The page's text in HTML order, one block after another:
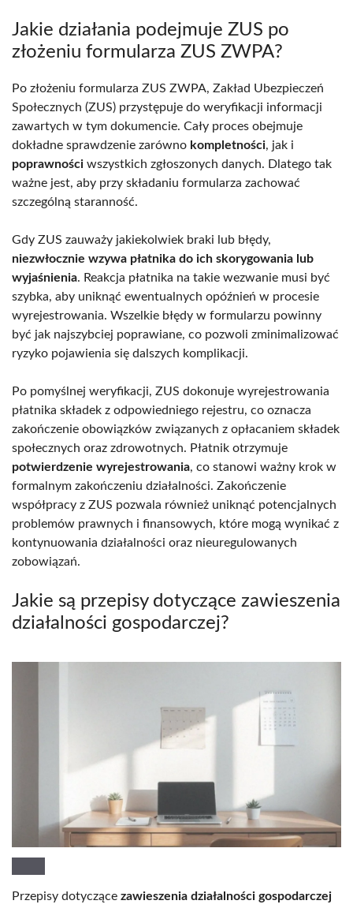
Jakie działania podejmuje ZUS po
złożeniu formularza ZUS ZWPA?
Po złożeniu formularza ZUS ZWPA, Zakład Ubezpieczeń
Społecznych (ZUS) przystępuje do weryfikacji informacji
zawartych w tym dokumencie. Cały proces obejmuje
dokładne sprawdzenie zarówno kompletności, jak i
poprawności wszystkich zgłoszonych danych. Dlatego tak
ważne jest, aby przy składaniu formularza zachować
szczególną staranność.
Gdy ZUS zauważy jakiekolwiek braki lub błędy,
niezwłocznie wzywa płatnika do ich skorygowania lub
wyjaśnienia. Reakcja płatnika na takie wezwanie musi być
szybka, aby uniknąć ewentualnych opóźnień w procesie
wyrejestrowania. Wszelkie błędy w formularzu powinny
być jak najszybciej poprawiane, co pozwoli zminimalizować
ryzyko pojawienia się dalszych komplikacji.
Po pomyślnej weryfikacji, ZUS dokonuje wyrejestrowania
płatnika składek z odpowiedniego rejestru, co oznacza
zakończenie obowiązków związanych z opłacaniem składek
społecznych oraz zdrowotnych. Płatnik otrzymuje
potwierdzenie wyrejestrowania, co stanowi ważny krok w
formalnym zakończeniu działalności. Zakończenie
współpracy z ZUS pozwala również uniknąć potencjalnych
problemów prawnych i finansowych, które mogą wynikać z
kontynuowania działalności oraz nieuregulowanych
zobowiązań.
Jakie są przepisy dotyczące zawieszenia
działalności gospodarczej?
Przepisy dotyczące zawieszenia działalności gospodarczej